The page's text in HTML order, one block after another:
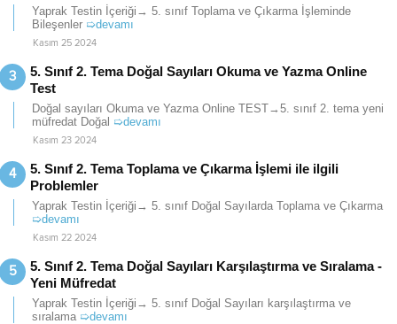
Yaprak Testin İçeriği→ 5. sınıf Toplama ve Çıkarma İşleminde
Bileşenler ➯devamı
Kasım 25 2024
5. Sınıf 2. Tema Doğal Sayıları Okuma ve Yazma Online
Test
Doğal sayıları Okuma ve Yazma Online TEST→5. sınıf 2. tema yeni
müfredat Doğal ➯devamı
Kasım 23 2024
5. Sınıf 2. Tema Toplama ve Çıkarma İşlemi ile ilgili
Problemler
Yaprak Testin İçeriği→ 5. sınıf Doğal Sayılarda Toplama ve Çıkarma
➯devamı
Kasım 22 2024
5. Sınıf 2. Tema Doğal Sayıları Karşılaştırma ve Sıralama -
Yeni Müfredat
Yaprak Testin İçeriği→ 5. sınıf Doğal Sayıları karşılaştırma ve
sıralama ➯devamı